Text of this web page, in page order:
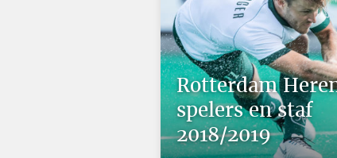
Rotterdam
spelers en staf
2018/2019